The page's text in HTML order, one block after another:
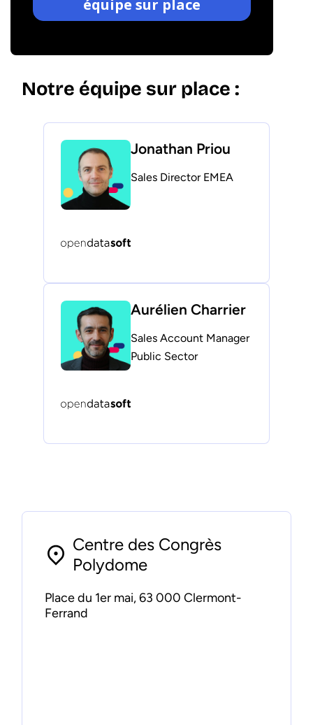
Notre équipe sur place :
Jonathan Priou
Sales Director EMEA
Aurélien Charrier
Sales Account Manager
Public Sector
Centre des Congrès
Polydome
Place du 1er mai, 63 000 Clermont-
Ferrand